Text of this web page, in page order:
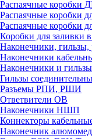
Распаячные коробки
Распаячные коробки
Распаячные коробки
Коробки для заливки
Наконечники, гильзы,
Наконечники
Наконечники и
Гильзы
Разъемы РПИ, РШИ
Ответвители ОВ
Наконечники НШП
Коннекторы
Наконечник